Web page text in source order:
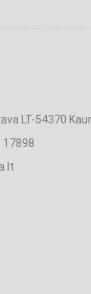
LT-54370
17898